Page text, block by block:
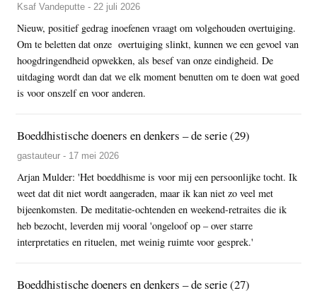
Ksaf Vandeputte - 22 juli 2026
Nieuw, positief gedrag inoefenen vraagt om volgehouden overtuiging.
Om te beletten dat onze overtuiging slinkt, kunnen we een gevoel van
hoogdringendheid opwekken, als besef van onze eindigheid. De
uitdaging wordt dan dat we elk moment benutten om te doen wat goed
is voor onszelf en voor anderen.
Boeddhistische doeners en denkers – de serie (29)
gastauteur - 17 mei 2026
Arjan Mulder: 'Het boeddhisme is voor mij een persoonlijke tocht. Ik
weet dat dit niet wordt aangeraden, maar ik kan niet zo veel met
bijeenkomsten. De meditatie-ochtenden en weekend-retraites die ik
heb bezocht, leverden mij vooral 'ongeloof op – over starre
interpretaties en rituelen, met weinig ruimte voor gesprek.'
Boeddhistische doeners en denkers – de serie (27)